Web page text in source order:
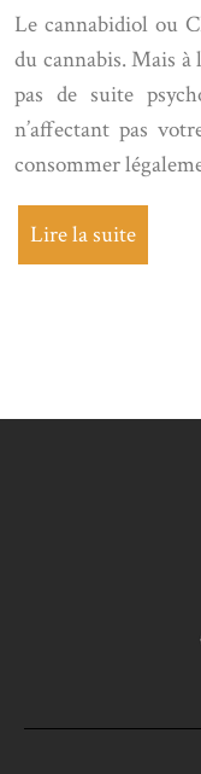
Le cannabidiol ou
du cannabis. Mais à
pas de suite
n’affectant pas
consommer
Lire la suite